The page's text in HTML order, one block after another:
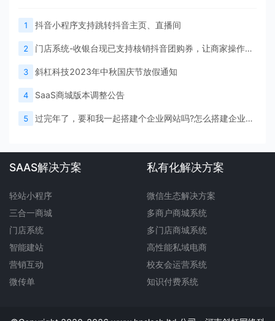
1 抖音小程序支持跳转抖音主页、直播间
2 门店系统-收银台现已支持核销抖音团购券，让商家操作更便捷，验券效率更高！
3 斜杠科技2023年中秋国庆节放假通知
4 SaaS商城版本调整公告
5 过完年了，要和我一起搭建个企业网站吗?怎么搭建企业网站?
SAAS解决方案
轻站小程序
三合一商城
门店系统
智能建站
营销互动
微传单
私有化解决方案
微信生态解决方案
多商户商城系统
多门店商城系统
高性能私域电商
校友会运营系统
知识付费系统